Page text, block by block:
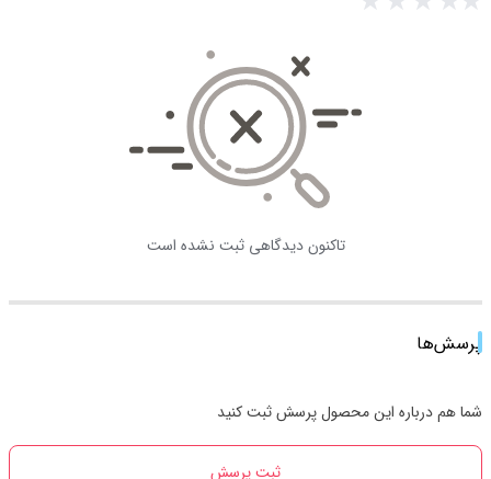
تاکنون دیدگاهی ثبت نشده است
پرسش‌ها
شما هم درباره این محصول پرسش ثبت کنید
ثبت پرسش